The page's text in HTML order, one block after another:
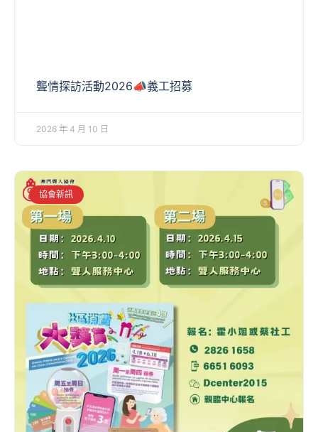
聾情探訪活動2026📣義工招募
2026 年 4 月 10 日
協會新訊